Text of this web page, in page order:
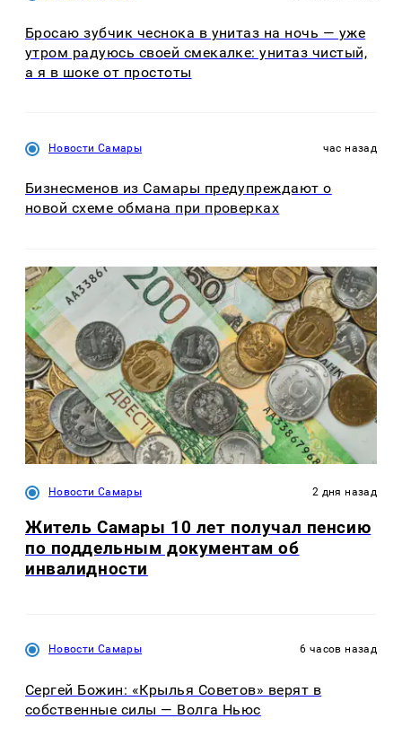
Бросаю зубчик чеснока в унитаз на ночь — уже
утром радуюсь своей смекалке: унитаз чистый,
а я в шоке от простоты
Новости Самары час назад
Бизнесменов из Самары предупреждают о
новой схеме обмана при проверках
Новости Самары 2 дня назад
Житель Самары 10 лет получал пенсию
по поддельным документам об
инвалидности
Новости Самары 6 часов назад
Сергей Божин: «Крылья Советов» верят в
собственные силы — Волга Ньюс